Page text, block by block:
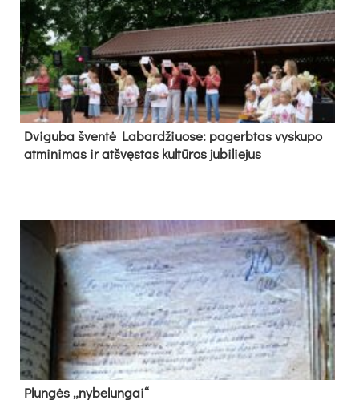
Dvi­gu­ba šven­tė La­bar­džiuo­se: pa­gerb­tas vys­ku­po
at­mi­ni­mas ir at­švęs­tas kul­tū­ros ju­bi­lie­jus
Plun­gės „ny­be­lun­gai“